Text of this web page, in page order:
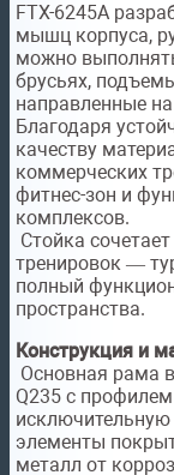
FTX-6245A
мышц корпуса,
можно
брусьях,
направленные
Благодаря
качеству
коммерческих
фитнес-зон и
комплексов.
Стойка
тренировок —
полный
пространства.
Конструкция и
Основная рама
Q235 с
исключительную
элементы
металл от